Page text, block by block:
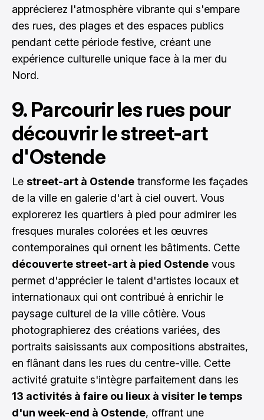
apprécierez l'atmosphère vibrante qui s'empare
des rues, des plages et des espaces publics
pendant cette période festive, créant une
expérience culturelle unique face à la mer du
Nord.
9. Parcourir les rues pour
découvrir le street-art
d'Ostende
Le street-art à Ostende transforme les façades
de la ville en galerie d'art à ciel ouvert. Vous
explorerez les quartiers à pied pour admirer les
fresques murales colorées et les œuvres
contemporaines qui ornent les bâtiments. Cette
découverte street-art à pied Ostende vous
permet d'apprécier le talent d'artistes locaux et
internationaux qui ont contribué à enrichir le
paysage culturel de la ville côtière. Vous
photographierez des créations variées, des
portraits saisissants aux compositions abstraites,
en flânant dans les rues du centre-ville. Cette
activité gratuite s'intègre parfaitement dans les
13 activités à faire ou lieux à visiter le temps
d'un week-end à Ostende, offrant une